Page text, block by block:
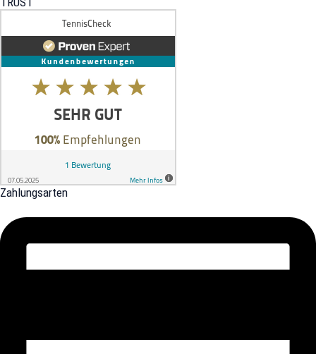
Zahlungsarten